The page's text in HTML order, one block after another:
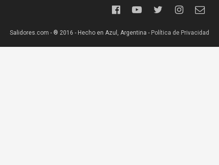
Salidores.com - ® 2016 - Hecho en Azul, Argentina - Política de Privacidad